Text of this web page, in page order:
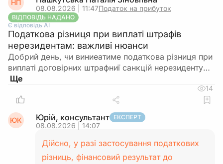
НП
08.08.2026 | 11:47Податок на прибуток
ВІДПОВІДЬ НАДАНО
Є відповідь АІ
Податкова різниця при виплаті штрафів
нерезидентам: важливі нюанси
Добрий день, чи виниеатиме податкова різниця при
виплаті договірних штрафниї санкцій нерезиденту…
14
ЮК Юрій, консультант ЕКСПЕРТ
08.08.2026 | 14:07
Дійсно, у разі застосування податкових
різниць, фінансовий результат до